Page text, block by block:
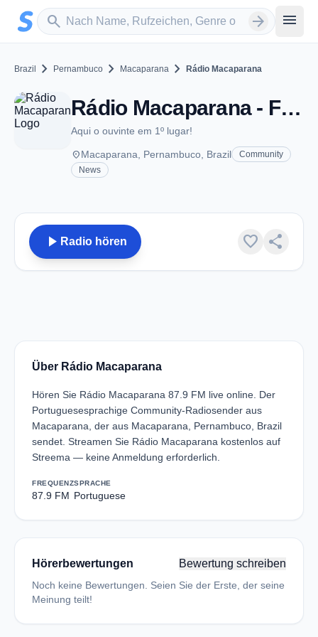
Zum Hauptinhalt springen
search
Sender suchen arrow_forward menu
Brazil chevron_right Pernambuco chevron_right Macaparana chevron_right Rádio Macaparana
Rádio Macaparana - FM 87.9 - Macaparana
Aqui o ouvinte em 1º lugar!
placeMacaparana, Pernambuco, Brazil
Community
News
play_arrow Radio hören favorite share
Über Rádio Macaparana
Hören Sie Rádio Macaparana 87.9 FM live online. Der
Portuguesesprachige Community-Radiosender aus
Macaparana, der aus Macaparana, Pernambuco, Brazil
sendet. Streamen Sie Rádio Macaparana kostenlos auf
Streema — keine Anmeldung erforderlich.
FREQUENZ
87.9 FM
SPRACHE
Portuguese
Hörerbewertungen Bewertung schreiben
Noch keine Bewertungen. Seien Sie der Erste, der seine
Meinung teilt!